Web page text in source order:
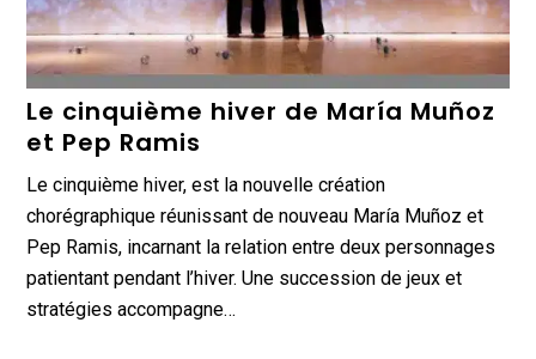
Le cinquième hiver de María Muñoz
et Pep Ramis
Le cinquième hiver, est la nouvelle création
chorégraphique réunissant de nouveau María Muñoz et
Pep Ramis, incarnant la relation entre deux personnages
patientant pendant l’hiver. Une succession de jeux et
stratégies accompagne…